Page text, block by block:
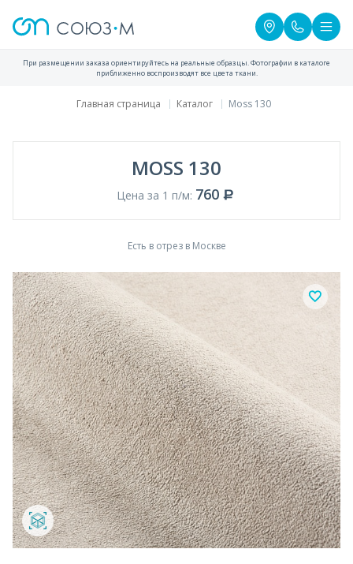
При размещении заказа ориентируйтесь на реальные образцы. Фотографии в каталоге
приближенно воспроизводят все цвета ткани.
Главная страница Каталог Moss 130
MOSS 130
Цена за 1 п/м: 760
Есть в отрез в Москве